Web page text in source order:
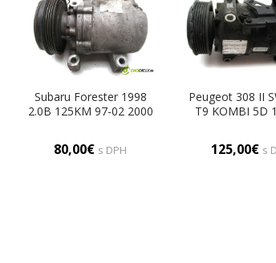
Subaru Forester 1998
2.0B 125KM 97-02 2000
(Kompresory klimatizácie)
80,00€ s DPH
Peugeot 308 II
T9 KOMBI 5D
9675655880
125,00€ s